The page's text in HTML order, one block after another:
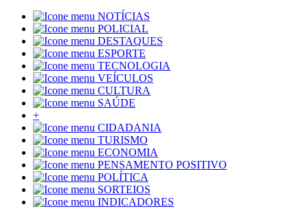
NOTÍCIAS
POLICIAL
DESTAQUES
ESPORTE
TECNOLOGIA
VEÍCULOS
CULTURA
SAÚDE
+
CIDADANIA
TURISMO
ECONOMIA
PENSAMENTO POSITIVO
POLÍTICA
SORTEIOS
INDICADORES